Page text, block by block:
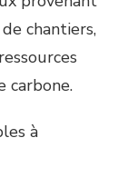
chantiers,
carbone.
à